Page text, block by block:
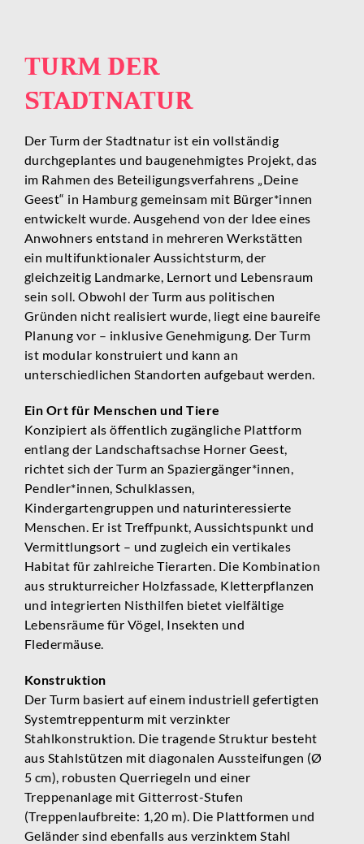
TURM DER
STADTNATUR
Der Turm der Stadtnatur ist ein vollständig
durchgeplantes und baugenehmigtes Projekt, das
im Rahmen des Beteiligungsverfahrens „Deine
Geest“ in Hamburg gemeinsam mit Bürger*innen
entwickelt wurde. Ausgehend von der Idee eines
Anwohners entstand in mehreren Werkstätten
ein multifunktionaler Aussichtsturm, der
gleichzeitig Landmarke, Lernort und Lebensraum
sein soll. Obwohl der Turm aus politischen
Gründen nicht realisiert wurde, liegt eine baureife
Planung vor – inklusive Genehmigung. Der Turm
ist modular konstruiert und kann an
unterschiedlichen Standorten aufgebaut werden.
Ein Ort für Menschen und Tiere
Konzipiert als öffentlich zugängliche Plattform
entlang der Landschaftsachse Horner Geest,
richtet sich der Turm an Spaziergänger*innen,
Pendler*innen, Schulklassen,
Kindergartengruppen und naturinteressierte
Menschen. Er ist Treffpunkt, Aussichtspunkt und
Vermittlungsort – und zugleich ein vertikales
Habitat für zahlreiche Tierarten. Die Kombination
aus strukturreicher Holzfassade, Kletterpflanzen
und integrierten Nisthilfen bietet vielfältige
Lebensräume für Vögel, Insekten und
Fledermäuse.
Konstruktion
Der Turm basiert auf einem industriell gefertigten
Systemtreppenturm mit verzinkter
Stahlkonstruktion. Die tragende Struktur besteht
aus Stahlstützen mit diagonalen Aussteifungen (Ø
5 cm), robusten Querriegeln und einer
Treppenanlage mit Gitterrost-Stufen
(Treppenlaufbreite: 1,20 m). Die Plattformen und
Geländer sind ebenfalls aus verzinktem Stahl